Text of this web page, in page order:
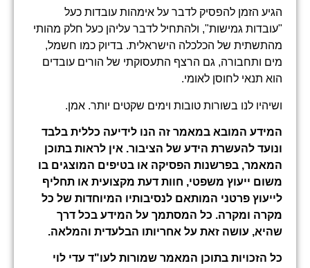
הגיע הזמן להפסיק לדבר על אימהות עובדות כעל
"עובדות גמישות", ולהתחיל לדבר עליהן כעל חלק מהותי
מהתשתית של הכלכלה הישראלית. בדיוק כמו חשמל,
מים ותחבורה, גם הרצף התעסוקתי של הורים עובדים
הוא תנאי לחוסן לאומי.
ושיהיו לנו בשורות טובות וימים שקטים יותר. אמן.
המידע המובא במאמר זה הנו לידיעה כללית בלבד
ונועד להעשרת הידע של הציבור. אין לראות בתוכן
המאמר, בפרשנות הפסיקה או בטיפים המוצגים בו
משום ייעוץ משפטי, חוות דעת מקצועית או תחליף
לייעוץ פרטני המותאם לנסיבותיו המיוחדות של כל
מקרה ומקרה. כל המסתמך על המידע בכל דרך
שהיא, עושה זאת על אחריותו הבלעדית והמלאה.
כל הזכויות בתוכן המאמר שמורות לעו"ד עדי לוי